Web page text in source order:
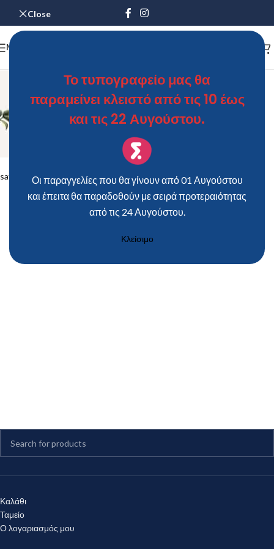
Close
Το τυπογραφείο μας θα
παραμείνει κλειστό από τις 10 έως
και τις 22 Αυγούστου.
Οι παραγγελίες που θα γίνουν από 01 Αυγούστου
και έπειτα θα παραδοθούν με σειρά προτεραιότητας
από τις 24 Αυγούστου.
Κλείσιμο
MENU
save the date ΣΑΠΛΑΧΙΔΗΣ ΤΥΠΟΓΡΑΦΕΙΟ
Καλάθι
Ταμείο
Ο λογαριασμός μου